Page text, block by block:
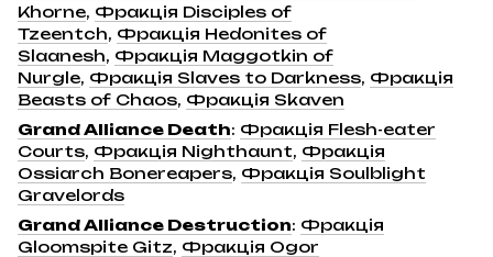
Khorne, Фракція Disciples of
Tzeentch, Фракція Hedonites of
Slaanesh, Фракція Maggotkin of
Nurgle, Фракція Slaves to Darkness, Фракція
Beasts of Chaos, Фракція Skaven
Grand Alliance Death: Фракція Flesh-eater
Courts, Фракція Nighthaunt, Фракція
Ossiarch Bonereapers, Фракція Soulblight
Gravelords
Grand Alliance Destruction: Фракція
Gloomspite Gitz, Фракція Ogor